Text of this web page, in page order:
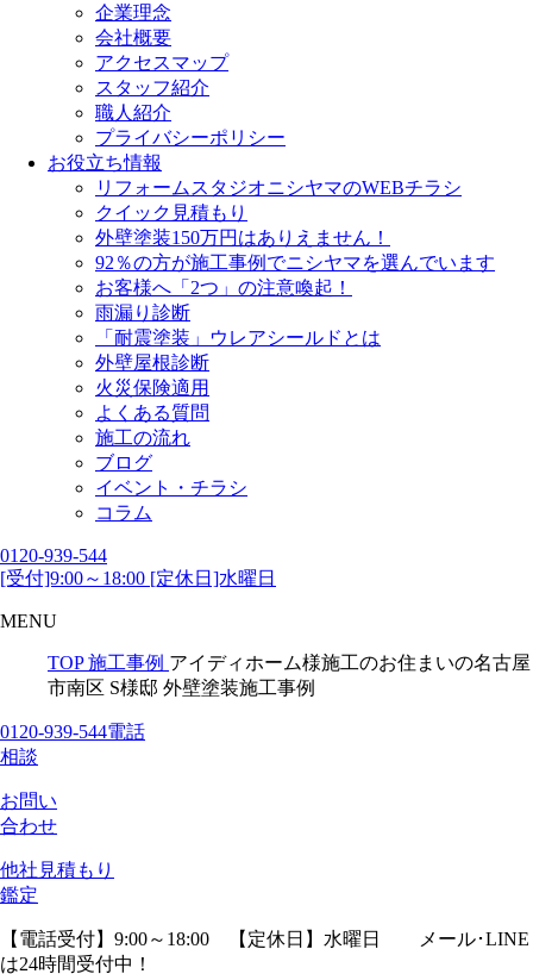
企業理念
会社概要
アクセスマップ
スタッフ紹介
職人紹介
プライバシーポリシー
お役立ち情報
リフォームスタジオニシヤマのWEBチラシ
クイック見積もり
外壁塗装150万円はありえません！
92％の方が施工事例でニシヤマを選んでいます
お客様へ「2つ」の注意喚起！
雨漏り診断
「耐震塗装」ウレアシールドとは
外壁屋根診断
火災保険適用
よくある質問
施工の流れ
ブログ
イベント・チラシ
コラム
0120-939-544
[受付]9:00～18:00 [定休日]水曜日
MENU
TOP 施工事例 アイディホーム様施工のお住まいの名古屋
市南区 S様邸 外壁塗装施工事例
0120-939-544電話
相談
お問い
合わせ
他社見積もり
鑑定
【電話受付】9:00～18:00 【定休日】水曜日
メール･LINE
は24時間受付中！